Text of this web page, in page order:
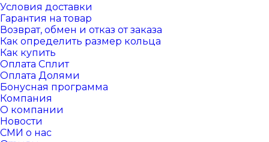
Условия доставки
Гарантия на товар
Возврат, обмен и отказ от заказа
Как определить размер кольца
Как купить
Оплата Сплит
Оплата Долями
Бонусная программа
Компания
О компании
Новости
СМИ о нас